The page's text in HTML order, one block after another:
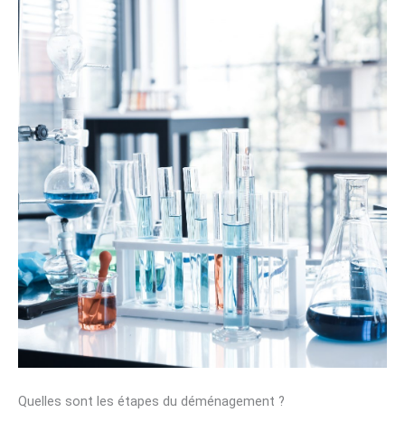
Quelles sont les étapes du déménagement ?